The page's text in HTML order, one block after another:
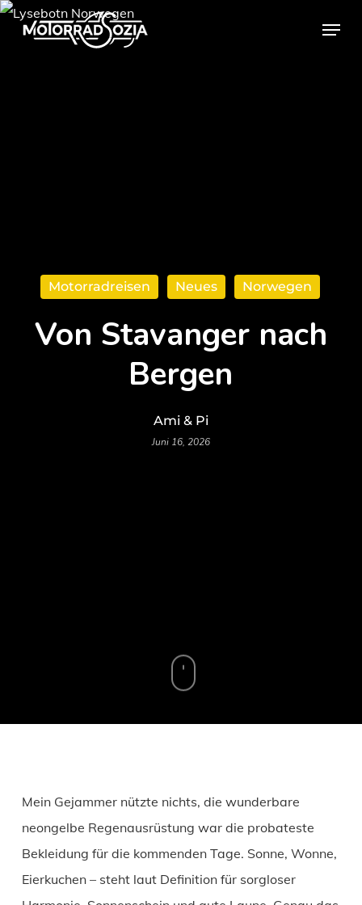
Skip
Menu
Motorradreisen Neues Norwegen
Von Stavanger nach
Bergen
Ami & Pi
Juni 16, 2026
Mein Gejammer nützte nichts, die wunderbare
neongelbe Regenausrüstung war die probateste
Bekleidung für die kommenden Tage. Sonne, Wonne,
Eierkuchen – steht laut Definition für sorgloser